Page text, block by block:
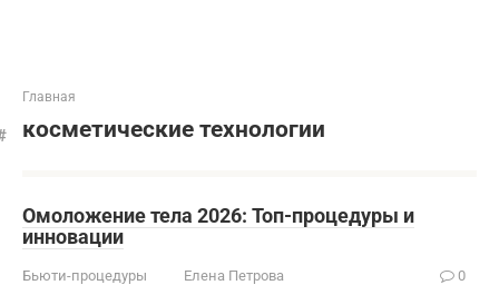
Главная
косметические технологии
Омоложение тела 2026: Топ-процедуры и
инновации
Бьюти-процедуры Елена Петрова 0